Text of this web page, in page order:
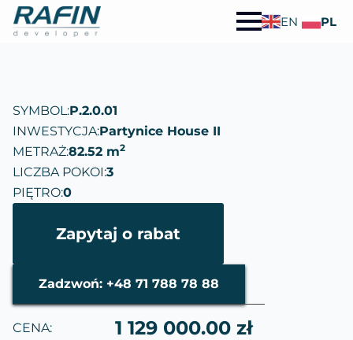
EN PL
SYMBOL:P.2.0.01
INWESTYCJA:Partynice House II
METRAŻ:82.52 m2
LICZBA POKOI:3
PIĘTRO:0
Zapytaj o rabat
Zadzwoń: +48 71 788 78 88
CENA: 1 129 000.00 zł